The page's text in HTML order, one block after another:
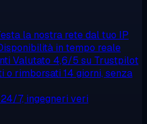
la nostra rete dal tuo IP
in tempo reale
Valutato 4,6/5 su Trustpilot
o rimborsati 14 giorni, senza
24/7, ingegneri veri